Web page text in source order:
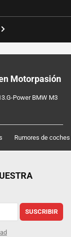
Motorpasión
Power BMW M3
Rumores de coches
SUSCRIBIR